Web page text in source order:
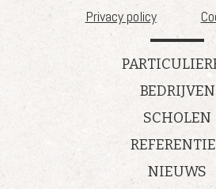
Privacy policy
BEDRIJVEN
SCHOLEN
NIEUWS